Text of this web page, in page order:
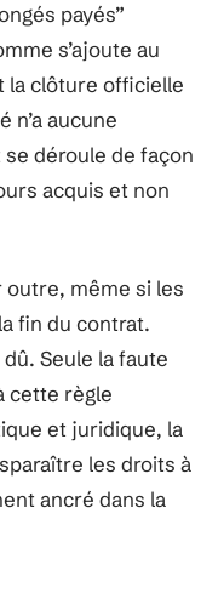
payés”
s’ajoute au
la clôture officielle
n’a aucune
déroule de façon
acquis et non
outre, même si les
fin du contrat.
Seule la faute
cette règle
et juridique, la
les droits à
ancré dans la